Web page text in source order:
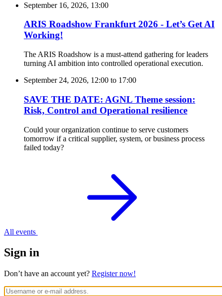
September 16, 2026, 13:00
ARIS Roadshow Frankfurt 2026 - Let’s Get AI
Working!
The ARIS Roadshow is a must-attend gathering for leaders
turning AI ambition into controlled operational execution.
September 24, 2026, 12:00 to 17:00
SAVE THE DATE: AGNL Theme session:
Risk, Control and Operational resilience
Could your organization continue to serve customers
tomorrow if a critical supplier, system, or business process
failed today?
All events
Sign in
Don’t have an account yet? Register now!